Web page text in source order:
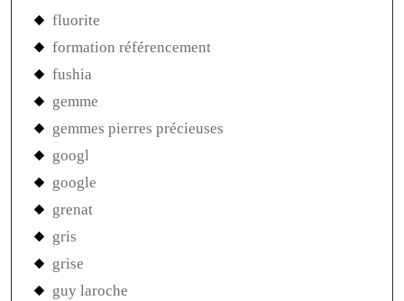
fluorite
formation référencement
fushia
gemme
gemmes pierres précieuses
googl
google
grenat
gris
grise
guy laroche